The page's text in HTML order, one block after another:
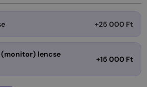
+25 000 Ft
lencse
+15 000 Ft